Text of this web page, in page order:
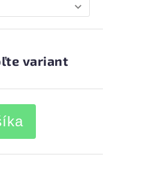
variant